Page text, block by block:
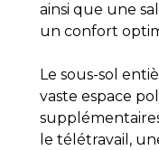
ainsi que une
un confort
Le sous-sol
vaste espace
le télétravail,